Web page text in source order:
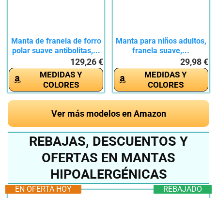
Manta de franela de forro
polar suave antibolitas,...
129,26 €
MEDIDAS Y
COLORES
Manta para niños adultos,
franela suave,...
29,98 €
MEDIDAS Y
COLORES
Ver más modelos en Amazon
REBAJAS, DESCUENTOS Y
OFERTAS EN MANTAS
HIPOALERGÉNICAS
REBAJADO
EN OFERTA HOY